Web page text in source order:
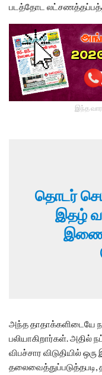
படத்தோட
இந்த
தொடர்
இதழ்
அந்த தாதாக்களிடையே
பலியாகிறார்கள். அதில்
விபச்சார விடுதியில்
தலைவைத்துப்படுத்தபடி,